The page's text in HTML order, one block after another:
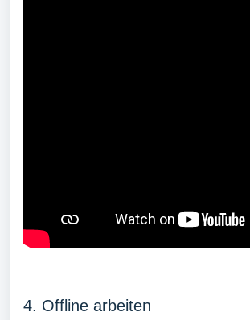
4. Offline arbeiten